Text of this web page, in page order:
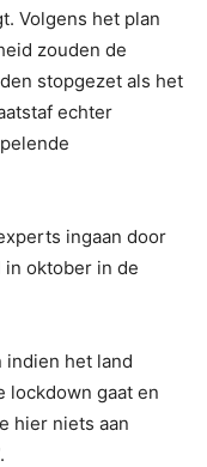
Volgens het plan
zouden de
stopgezet als het
echter
ingaan door
oktober in de
indien het land
lockdown gaat en
hier niets aan